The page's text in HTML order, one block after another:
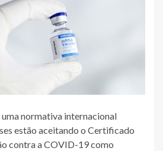
normativa internacional
estão aceitando o Certificado
contra a COVID-19 como